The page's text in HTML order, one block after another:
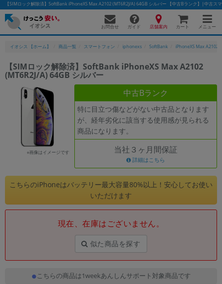
【SIMロック解除済】SoftBank iPhoneXS Max A2102 (MT6R2J/A) 64GB シルバー 【中古Bランク】|中古ス
お問合せ ガイド 店舗案内 カート メニュー
イオシス 【ホーム】 商品一覧 スマートフォン iphonexs SoftBank iPhoneXS Max A2102
【SIMロック解除済】SoftBank iPhoneXS Max A2102
(MT6R2J/A) 64GB シルバー
※画像はイメージです
中古Bランク
特に目立つ傷などがない中古品となります
が、経年劣化に該当する使用感が見られる
商品になります。
当社３ヶ月間保証
詳細はこちら
こちらのiPhoneはバッテリー最大容量80%以上！安心してお使い
いただけます
現在、在庫はございません。
似た商品を探す
こちらの商品は1weekあんしんサポート対象商品です
かんたんパソコン検索に切り替える
フリーワード
除外ワード
人気の検索ワード： Let's note
「スマートフォン」「タブレット」など
シリーズ
「iPhone」「Xperia」「Galaxy」など
「Apple」「SONY」「SHARP」など
機能・特徴